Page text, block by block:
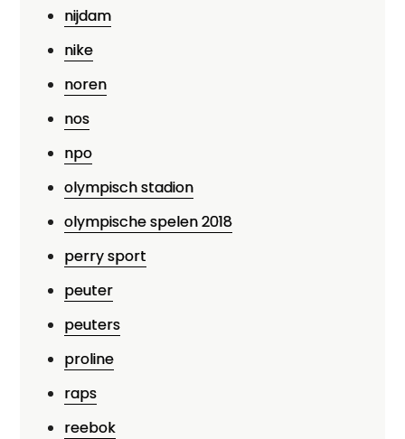
nijdam
nike
noren
nos
npo
olympisch stadion
olympische spelen 2018
perry sport
peuter
peuters
proline
raps
reebok